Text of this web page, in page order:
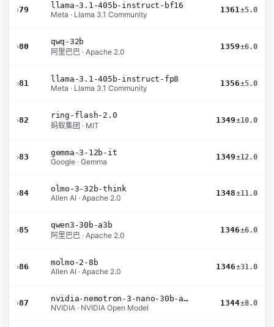
›79
llama-3.1-405b-instruct-bf16
Meta · Llama 3.1 Community
1361±5.0
›80
qwq-32b
阿里巴巴 · Apache 2.0
1359±6.0
›81
llama-3.1-405b-instruct-fp8
Meta · Llama 3.1 Community
1356±5.0
›82
ring-flash-2.0
蚂蚁集团 · MIT
1349±10.0
›83
gemma-3-12b-it
Google · Gemma
1349±12.0
›84
olmo-3-32b-think
Allen AI · Apache 2.0
1348±11.0
›85
qwen3-30b-a3b
阿里巴巴 · Apache 2.0
1346±6.0
›86
molmo-2-8b
Allen AI · Apache 2.0
1346±31.0
›87
nvidia-nemotron-3-nano-30b-a3b-bf16
NVIDIA · NVIDIA Open Model
1344±8.0